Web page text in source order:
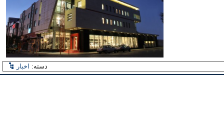
دسته: اخبار